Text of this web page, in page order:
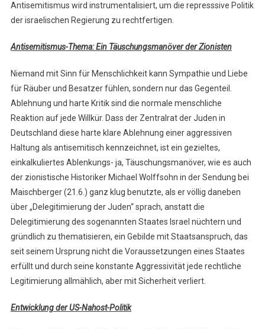
Antisemitismus wird instrumentalisiert, um die represssive Politik
der israelischen Regierung zu rechtfertigen.
Antisemitismus-Thema: Ein Täuschungsmanöver der Zionisten
Niemand mit Sinn für Menschlichkeit kann Sympathie und Liebe
für Räuber und Besatzer fühlen, sondern nur das Gegenteil.
Ablehnung und harte Kritik sind die normale menschliche
Reaktion auf jede Willkür. Dass der Zentralrat der Juden in
Deutschland diese harte klare Ablehnung einer aggressiven
Haltung als antisemitisch kennzeichnet, ist ein gezieltes,
einkalkuliertes Ablenkungs- ja, Täuschungsmanöver, wie es auch
der zionistische Historiker Michael Wolffsohn in der Sendung bei
Maischberger (21.6.) ganz klug benutzte, als er völlig daneben
über „Delegitimierung der Juden“ sprach, anstatt die
Delegitimierung des sogenannten Staates Israel nüchtern und
gründlich zu thematisieren, ein Gebilde mit Staatsanspruch, das
seit seinem Ursprung nicht die Voraussetzungen eines Staates
erfüllt und durch seine konstante Aggressivität jede rechtliche
Legitimierung allmählich, aber mit Sicherheit verliert.
Entwicklung der US-Nahost-Politik